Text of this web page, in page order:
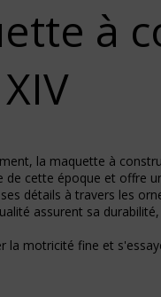
à
la maquette à
de cette époque et offre
détails à travers les
assurent sa
la motricité fine et